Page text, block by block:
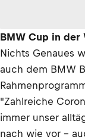
BMW Cup in der
Nichts Genaues
auch dem BMW
"Zahlreiche
immer unser
nach wie vor -